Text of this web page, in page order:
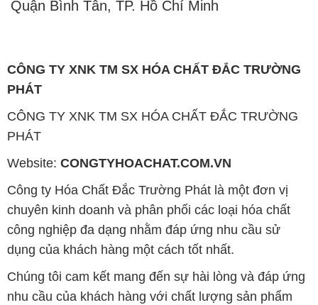
Quận Bình Tân, TP. Hồ Chí Minh
CÔNG TY XNK TM SX HÓA CHẤT ĐẮC TRƯỜNG
PHÁT
CÔNG TY XNK TM SX HÓA CHẤT ĐẮC TRƯỜNG
PHÁT
Website: CONGTYHOACHAT.COM.VN
Công ty Hóa Chất Đắc Trường Phát là một đơn vị
chuyên kinh doanh và phân phối các loại hóa chất
công nghiệp đa dạng nhằm đáp ứng nhu cầu sử
dụng của khách hàng một cách tốt nhất.
Chúng tôi cam kết mang đến sự hài lòng và đáp ứng
nhu cầu của khách hàng với chất lượng sản phẩm